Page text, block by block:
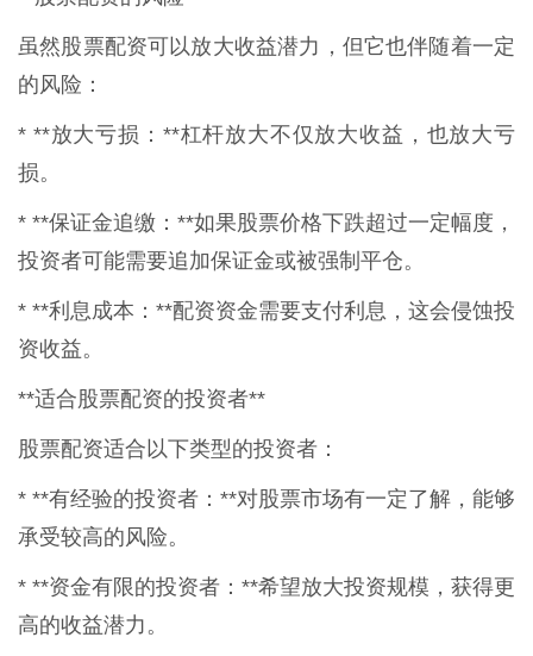
虽然股票配资可以放大收益潜力，但它也伴随着一定
的风险：
* **放大亏损：**杠杆放大不仅放大收益，也放大亏
损。
* **保证金追缴：**如果股票价格下跌超过一定幅度，
投资者可能需要追加保证金或被强制平仓。
* **利息成本：**配资资金需要支付利息，这会侵蚀投
资收益。
**适合股票配资的投资者**
股票配资适合以下类型的投资者：
* **有经验的投资者：**对股票市场有一定了解，能够
承受较高的风险。
* **资金有限的投资者：**希望放大投资规模，获得更
高的收益潜力。